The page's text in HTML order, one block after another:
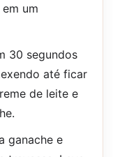
um
30 segundos
até ficar
de leite e
ganache e